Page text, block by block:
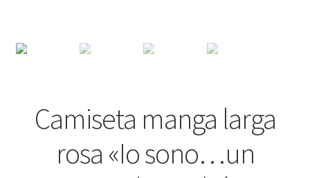
Blog de Ángeles
Contacto
Camiseta manga larga
rosa «Io sono…un